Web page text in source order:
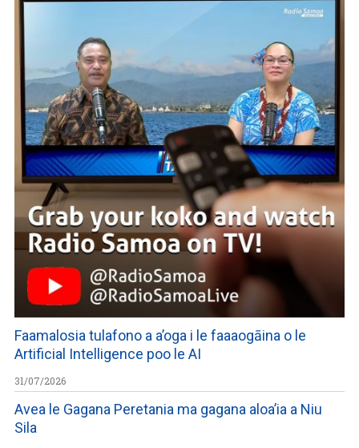
Faamalosia tulafono a a’oga i le faaaogāina o le
Artificial Intelligence poo le AI
31/07/2026
Avea le Gagana Peretania ma gagana aloa’ia a Niu
Sila